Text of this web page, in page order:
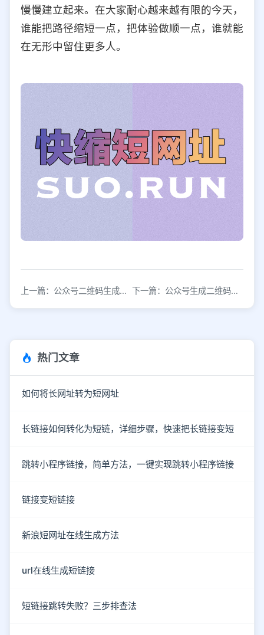
慢慢建立起来。在大家耐心越来越有限的今天，
谁能把路径缩短一点，把体验做顺一点，谁就能
在无形中留住更多人。
上一篇：公众号二维码生成，在线生成二维码的免费工具 下一篇：公众号生成二维码，在线活码工具
热门文章
如何将长网址转为短网址
长链接如何转化为短链，详细步骤，快速把长链接变短
跳转小程序链接，简单方法，一键实现跳转小程序链接
链接变短链接
新浪短网址在线生成方法
url在线生成短链接
短链接跳转失败？三步排查法